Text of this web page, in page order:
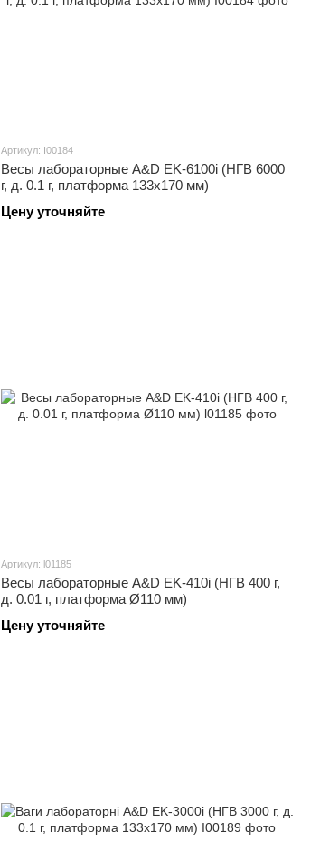
Артикул: I00184
Весы лабораторные A&D EK-6100i (НГВ 6000
г, д. 0.1 г, платформа 133x170 мм)
Цену уточняйте
Артикул: l01185
Весы лабораторные A&D EK-410i (НГВ 400 г,
д. 0.01 г, платформа Ø110 мм)
Цену уточняйте